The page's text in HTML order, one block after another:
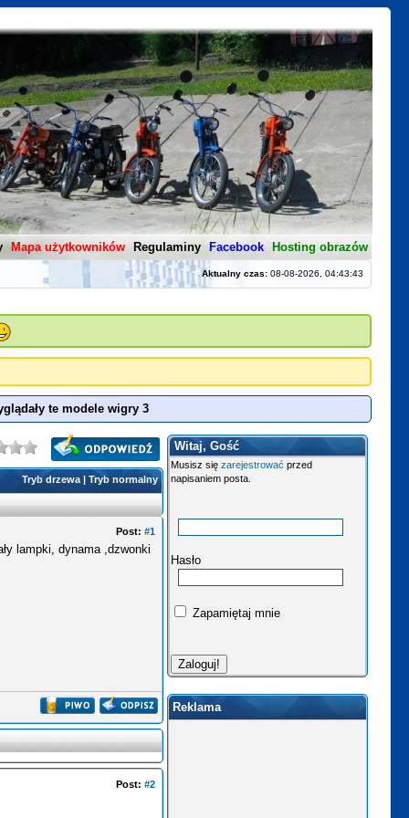
Mapa użytkowników Regulaminy Facebook Hosting obrazów
Aktualny czas:08-08-2026, 04:43:43
te modele wigry 3
Tryb drzewa|Tryb normalny
Post:#1
lampki, dynama ,dzwonki
Post:#2
Witaj, Gość
Musisz sięzarejestrować przed
napisaniem posta.
Hasło
Zapamiętaj mnie
Reklama